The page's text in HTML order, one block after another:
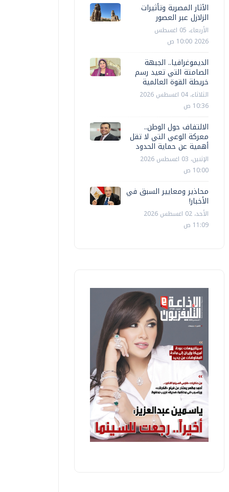
الآثار المصرية وتأثيرات
الزلازل عبر العصور
الأربعاء، 05 اغسطس
2026 10:00 ص
الديموغرافيا.. الجبهة
الصامتة التي تعيد رسم
خريطة القوة العالمية
الثلاثاء، 04 اغسطس 2026
10:36 ص
الالتفاف حول الوطن..
معركة الوعي التي لا تقل
أهمية عن حماية الحدود
الإثنين، 03 اغسطس 2026
10:00 ص
محاذير ومعايير السبق في
الأخبار!
الأحد، 02 اغسطس 2026
11:09 ص